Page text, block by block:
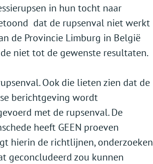
in hun tocht naar
dat de rupsenval niet werkt
de Provincie Limburg in België
niet tot de gewenste resultaten.
Ook die lieten zien dat de
berichtgeving wordt
met de rupsenval. De
heeft GEEN proeven
hierin de richtlijnen, onderzoeken
geconcludeerd zou kunnen